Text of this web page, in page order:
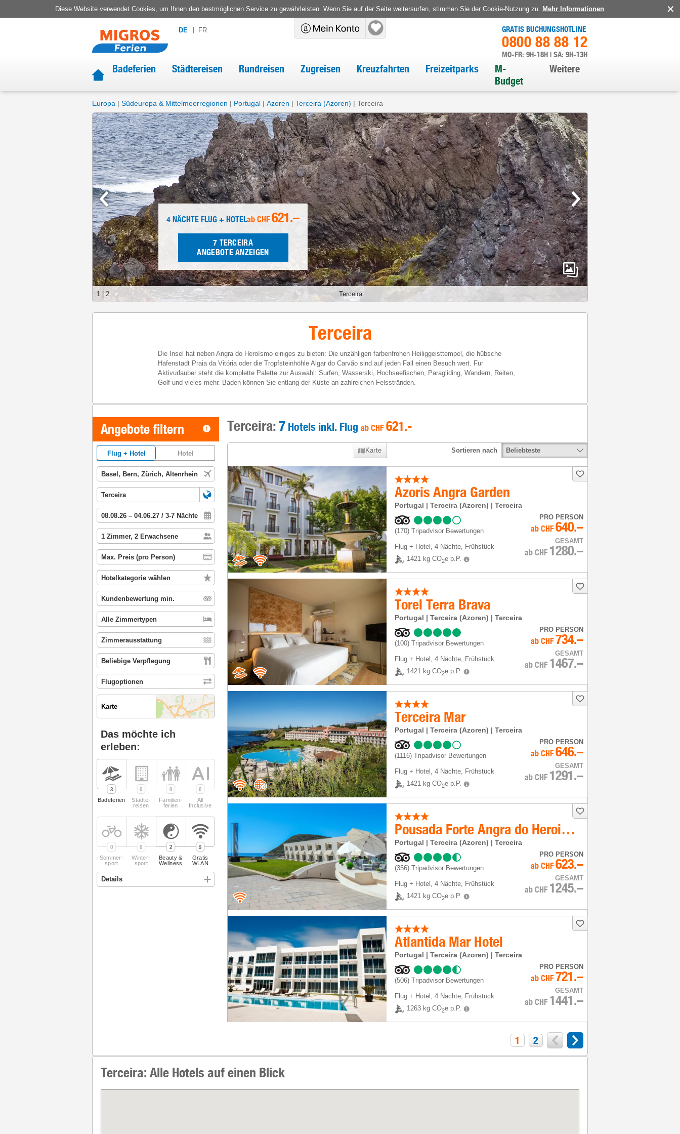
Diese Website verwendet Cookies, um Ihnen den bestmöglichen Service zu gewährleisten. Wenn Sie auf der Seite weitersurfen, stimmen Sie der Cookie-Nutzung zu. Mehr Informationen
DE FR GRATIS BUCHUNGSHOTLINE
0800 88 88 12
MO-FR: 9H-18H | SA: 9H-13H
Badeferien Städtereisen Rundreisen Zugreisen Kreuzfahrten Freizeitparks
M-
Budget
Weitere
Europa Südeuropa & Mittelmeerregionen Portugal Azoren Terceira (Azoren) Terceira
Terceira
1 |2
4 NÄCHTE FLUG + HOTELab CHF 621.–
7 TERCEIRA
ANGEBOTE ANZEIGEN
Terceira
Die Insel hat neben Angra do Heroísmo einiges zu bieten: Die unzähligen farbenfrohen Heiliggeisttempel, die hübsche
Hafenstadt Praia da Vitória oder die Tropfsteinhöhle Algar do Carvão sind auf jeden Fall einen Besuch wert. Für
Aktivurlauber steht die komplette Palette zur Auswahl: Surfen, Wasserski, Hochseefischen, Paragliding, Wandern, Reiten,
Golf und vieles mehr. Baden können Sie entlang der Küste an zahlreichen Felsstränden.
Angebote filtern
Flug + Hotel Hotel
Karte
Das möchte ich
erleben:
3
Badeferien
0
Städte­
reisen
0
Familien­
ferien
0
All
Inclusive
0
Sommer­
sport
0
Winter­
sport
2
Beauty &
Wellness
5
Gratis
WLAN
Terceira:7 Hotels inkl. Flug ab CHF 621.-
Karte Sortieren nach Beliebteste
Azoris Angra Garden
Portugal | Terceira (Azoren) | Terceira
(170) Tripadvisor Bewertungen
Flug + Hotel , 4 Nächte, Frühstück
1421 kg CO2e p.P.
PRO PERSON
ab CHF 640.–
GESAMT
ab CHF 1280.–
Torel Terra Brava
Portugal | Terceira (Azoren) | Terceira
(100) Tripadvisor Bewertungen
Flug + Hotel , 4 Nächte, Frühstück
1421 kg CO2e p.P.
PRO PERSON
ab CHF 734.–
GESAMT
ab CHF 1467.–
Terceira Mar
Portugal | Terceira (Azoren) | Terceira
(1116) Tripadvisor Bewertungen
Flug + Hotel , 4 Nächte, Frühstück
1421 kg CO2e p.P.
PRO PERSON
ab CHF 646.–
GESAMT
ab CHF 1291.–
Pousada Forte Angra do Heroismo
Portugal | Terceira (Azoren) | Terceira
(356) Tripadvisor Bewertungen
Flug + Hotel , 4 Nächte, Frühstück
1421 kg CO2e p.P.
PRO PERSON
ab CHF 623.–
GESAMT
ab CHF 1245.–
Atlantida Mar Hotel
Portugal | Terceira (Azoren) | Terceira
(506) Tripadvisor Bewertungen
Flug + Hotel , 4 Nächte, Frühstück
1263 kg CO2e p.P.
PRO PERSON
ab CHF 721.–
GESAMT
ab CHF 1441.–
1 2
Terceira: Alle Hotels auf einen Blick